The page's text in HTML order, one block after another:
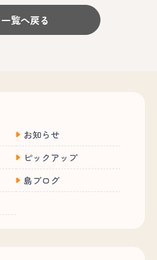
一覧へ戻る
お知らせ
ピックアップ
島ブログ